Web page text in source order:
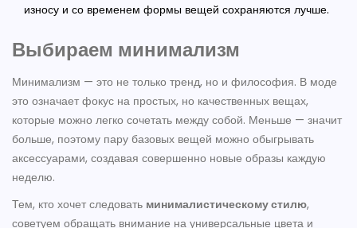
износу и со временем формы вещей сохраняются лучше.
Выбираем минимализм
Минимализм — это не только тренд, но и философия. В моде
это означает фокус на простых, но качественных вещах,
которые можно легко сочетать между собой. Меньше — значит
больше, поэтому пару базовых вещей можно обыгрывать
аксессуарами, создавая совершенно новые образы каждую
неделю.
Тем, кто хочет следовать минималистическому стилю,
советуем обращать внимание на универсальные цвета и